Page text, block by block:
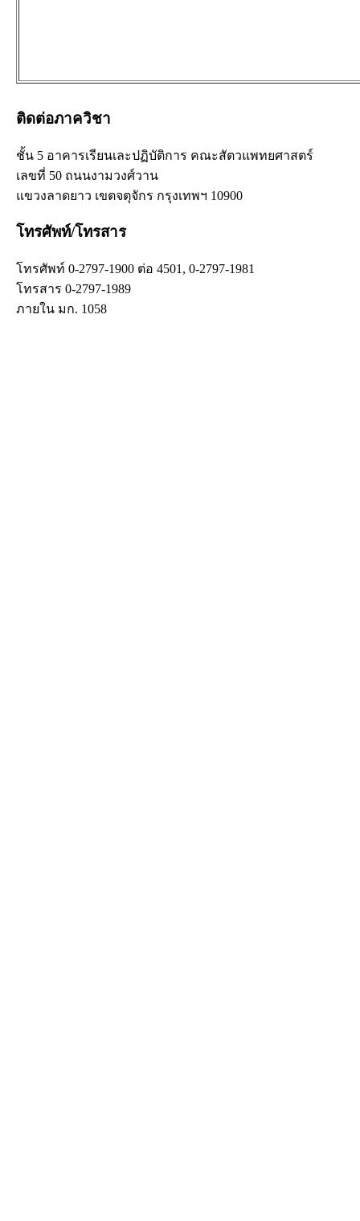
ติดต่อภาควิชา
ชั้น 5 อาคารเรียนเละปฏิบัติการ คณะสัตวแพทยศาสตร์
เลขที่ 50 ถนนงามวงศ์วาน
แขวงลาดยาว เขตจตุจักร กรุงเทพฯ 10900
โทรศัพท์/โทรสาร
โทรศัพท์ 0-2797-1900 ต่อ 4501, 0-2797-1981
โทรสาร 0-2797-1989
ภายใน มก. 1058